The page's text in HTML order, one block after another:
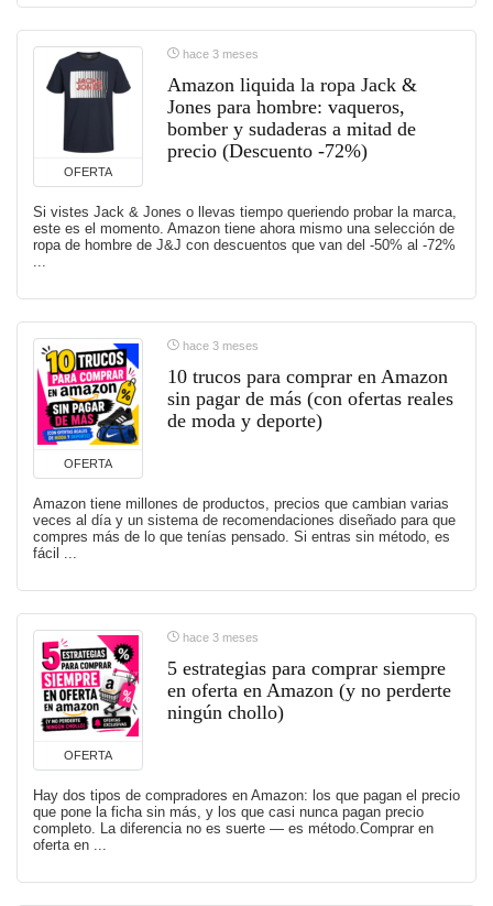
OFERTA
hace 3 meses
Amazon liquida la ropa Jack &
Jones para hombre: vaqueros,
bomber y sudaderas a mitad de
precio (Descuento -72%)
Si vistes Jack & Jones o llevas tiempo queriendo probar la marca,
este es el momento. Amazon tiene ahora mismo una selección de
ropa de hombre de J&J con descuentos que van del -50% al -72%
...
OFERTA
hace 3 meses
10 trucos para comprar en Amazon
sin pagar de más (con ofertas reales
de moda y deporte)
Amazon tiene millones de productos, precios que cambian varias
veces al día y un sistema de recomendaciones diseñado para que
compres más de lo que tenías pensado. Si entras sin método, es
fácil ...
OFERTA
hace 3 meses
5 estrategias para comprar siempre
en oferta en Amazon (y no perderte
ningún chollo)
Hay dos tipos de compradores en Amazon: los que pagan el precio
que pone la ficha sin más, y los que casi nunca pagan precio
completo. La diferencia no es suerte — es método.Comprar en
oferta en ...